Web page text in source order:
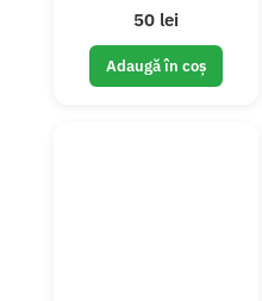
50 lei
Adaugă în coș